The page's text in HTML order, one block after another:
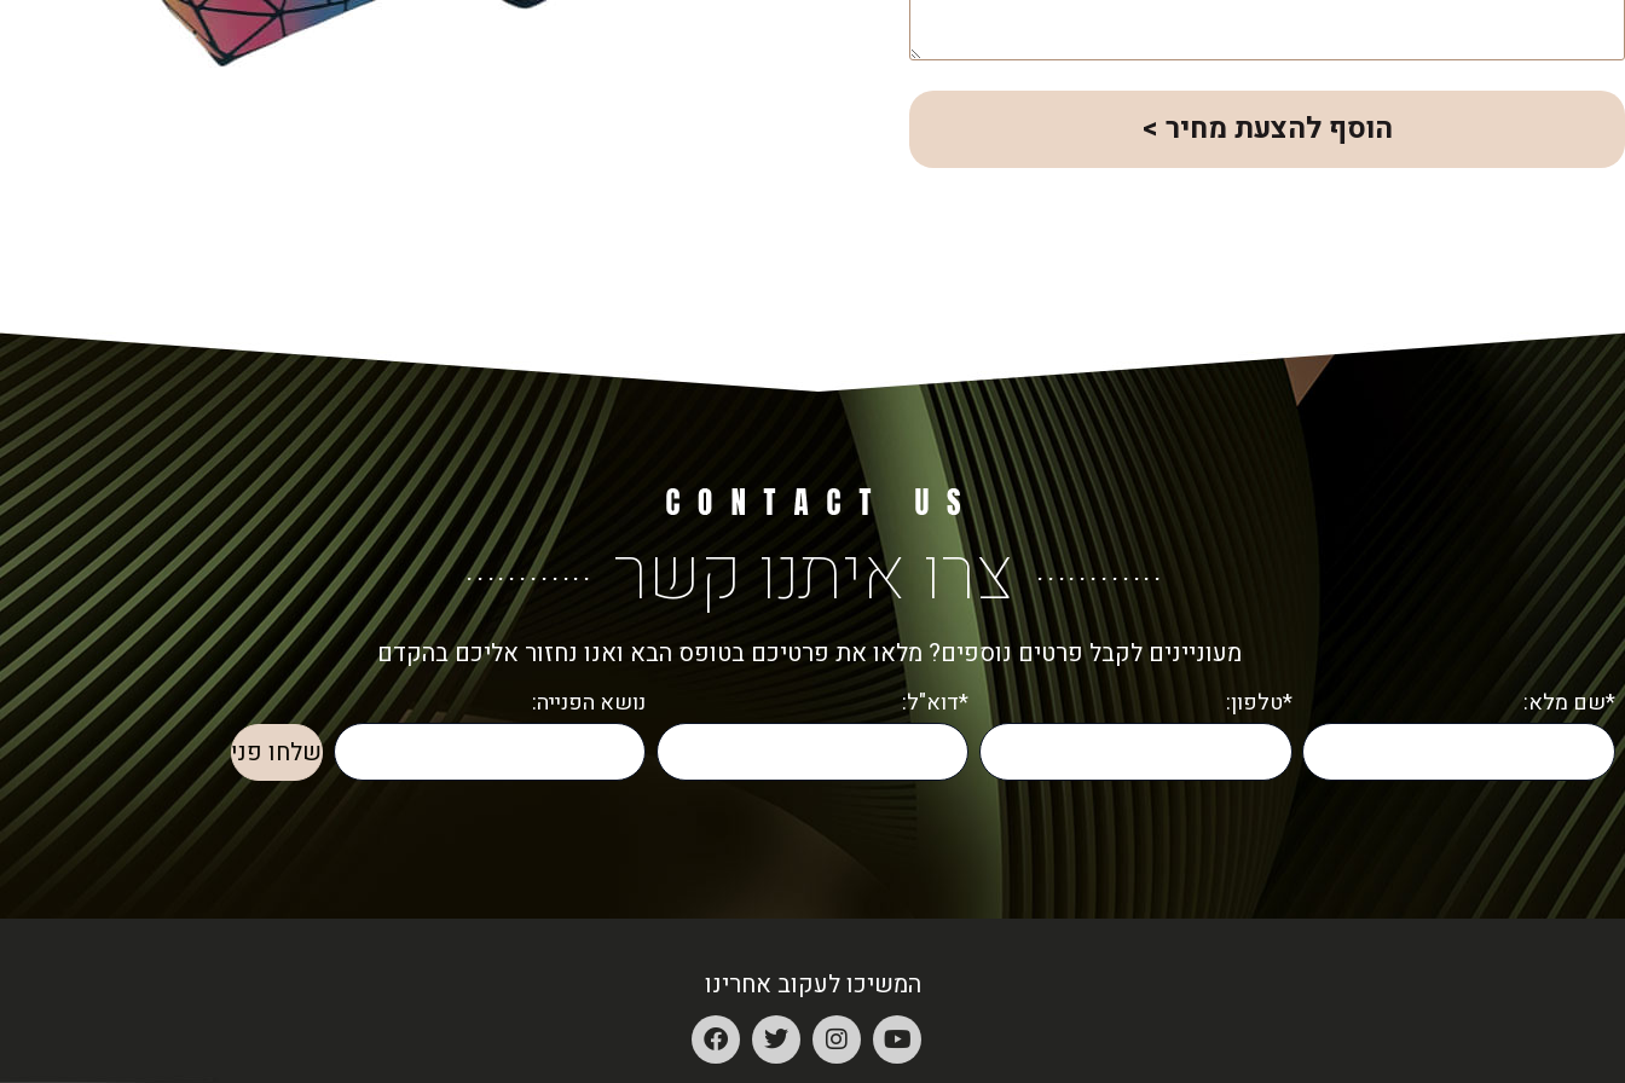
הוסף להצעת מחיר >
צרו איתנו קשר
מעוניינים לקבל פרטים נוספים? מלאו את פרטיכם בטופס הבא ואנו נחזור אליכם בהקדם
*שם מלא: *טלפון: *דוא"ל: נושא הפנייה:
המשיכו לעקוב אחרינו